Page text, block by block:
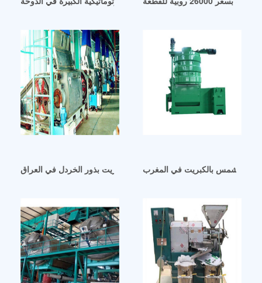
آلة معالجة زيت بذور الخردل في العراقالشمس بالكبريت في المغرب